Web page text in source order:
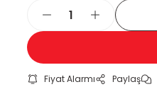
Fiyat Alarmı Paylaş